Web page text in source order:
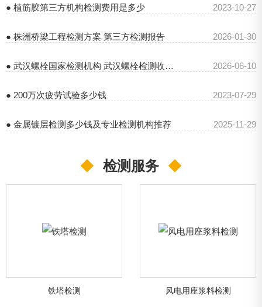
● 植筋胶第三方机构检测费用是多少 2023-10-27
● 株洲桥梁工程检测方案 第三方检测报告 2026-01-30
● 武汉螺栓国家检测机构 武汉螺栓检测收费标准 2026-06-10
● 200万次疲劳试验多少钱 2023-07-29
● 金属镀层检测多少钱及专业检测机构推荐 2025-11-29
◆ 检测服务 ◆
铁塔检测 风电用座浆料检测